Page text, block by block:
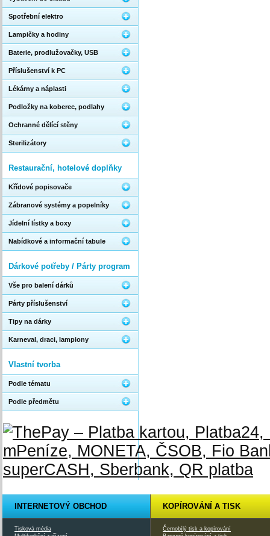
Spotřební elektro
Lampičky a hodiny
Baterie, prodlužovačky, USB
Příslušenství k PC
Lékárny a náplasti
Podložky na koberec, podlahy
Ochranné dělící stěny
Sterilizátory
Restaurační, hotelové doplňky
Křídové popisovače
Zábranové systémy a popelníky
Jídelní lístky a boxy
Nabídkové a informační tabule
Dárkové potřeby / Párty program
Vše pro balení dárků
Párty příslušenství
Tipy na dárky
Karneval, draci, lampiony
Vlastní tvorba
Podle tématu
Podle předmětu
INTERNETOVÝ OBCHOD
Tisková média
KOPÍROVÁNÍ A TISK
Černobílý tisk a kopírování